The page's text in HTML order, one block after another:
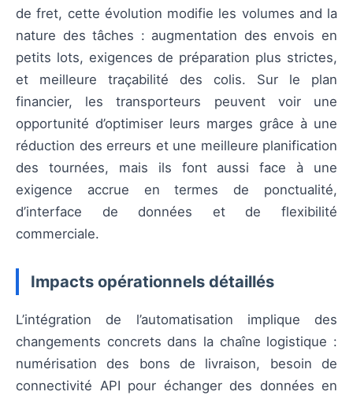
de fret, cette évolution modifie les volumes and la
nature des tâches : augmentation des envois en
petits lots, exigences de préparation plus strictes,
et meilleure traçabilité des colis. Sur le plan
financier, les transporteurs peuvent voir une
opportunité d’optimiser leurs marges grâce à une
réduction des erreurs et une meilleure planification
des tournées, mais ils font aussi face à une
exigence accrue en termes de ponctualité,
d’interface de données et de flexibilité
commerciale.
Impacts opérationnels détaillés
L’intégration de l’automatisation implique des
changements concrets dans la chaîne logistique :
numérisation des bons de livraison, besoin de
connectivité API pour échanger des données en